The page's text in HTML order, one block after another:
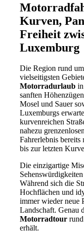
Bevor die nächste Tour
Frühstücksbuffet.
abwechslungsreiche
Straßen der Eifel, die
erkunden. Wer früh
Frühstückszeiten und
Am Abend lädt das
angenehmer Atmosphäre
auf frische Zutaten,
Gerichte. Auch
Angebot. Nach einem
etwas Schöneres, als
Tages auszutauschen
Motorradhotel
Luxemburg
Die besondere Lage des
idealen Ausgangspunkt
älteste Stadt
abwechslungsreichen
landschaftlich reizvollen
Kurven,
Freiheit
Luxemburg
Die Region rund um
vielseitigsten
Motorradurlaub
sanften
Mosel und Sauer
Luxemburgs
kurvenreichen
nahezu
Fahrerlebnis
bis zur letzten
Die einzigartige
Während sich die
Hochflächen und
immer wieder neue
Landschaft. Genau
Motorradtour
erhält.